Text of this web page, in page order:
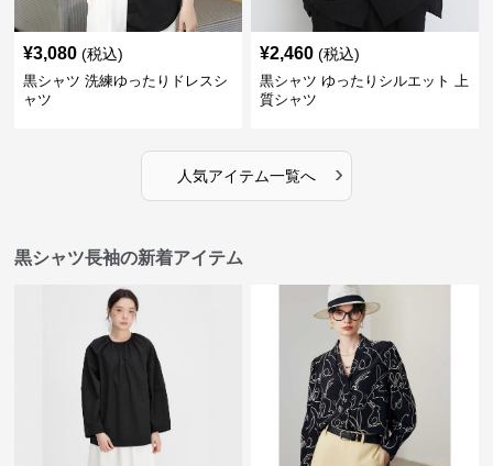
¥3,080 (税込)
黒シャツ 洗練ゆったりドレスシ
ャツ
¥2,460 (税込)
黒シャツ ゆったりシルエット 上
質シャツ
人気アイテム一覧へ ›
黒シャツ長袖の新着アイテム